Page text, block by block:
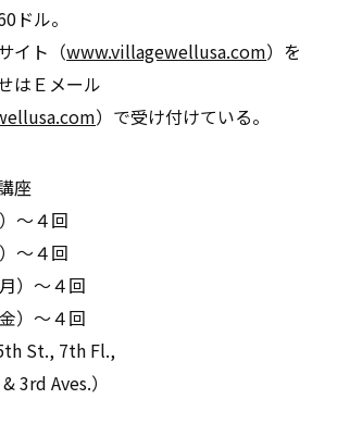
ドル。
イト（www.villagewellusa.com）を
はＥメール
）で受け付けている。
座
〜４回
〜４回
）〜４回
）〜４回
St., 7th Fl.,
Aves.）